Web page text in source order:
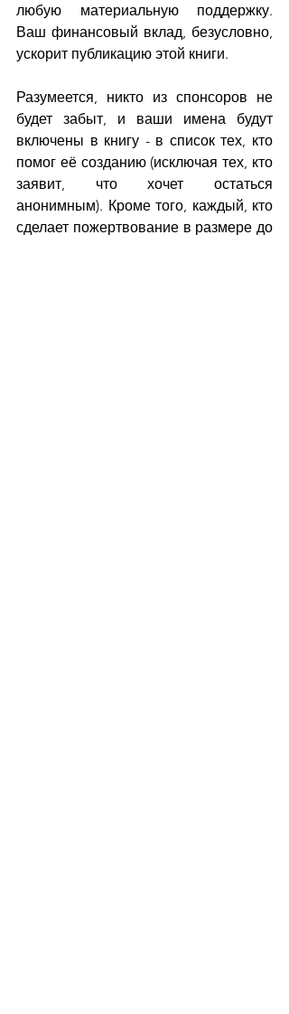
любую материальную поддержку.
Ваш финансовый вклад, безусловно,
ускорит публикацию этой книги.
Разумеется, никто из спонсоров не
будет забыт, и ваши имена будут
включены в книгу - в список тех, кто
помог её созданию (исключая тех, кто
заявит, что хочет остаться
анонимным). Кроме того, каждый, кто
сделает пожертвование в размере до